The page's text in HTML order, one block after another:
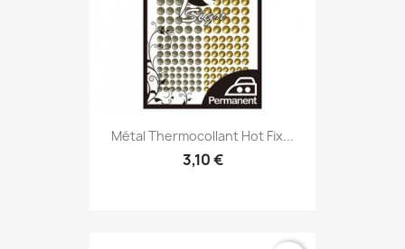
Métal Thermocollant Hot Fix...
3,10 €